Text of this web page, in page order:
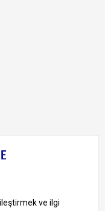
indirin.